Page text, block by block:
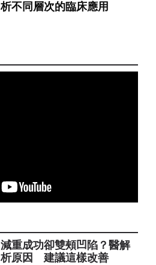
析不同層次的臨床應用
減重成功卻雙頰凹陷？醫解
析原因 建議這樣改善